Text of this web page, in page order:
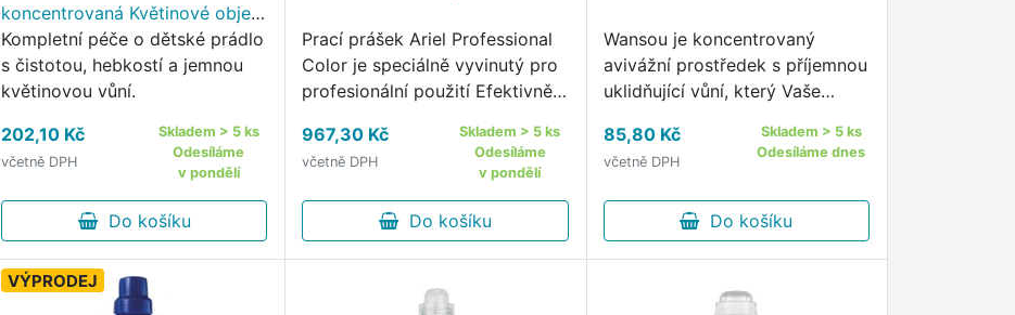
koncentrovaná Květinové objetí
750 ml
Kompletní péče o dětské prádlo
s čistotou, hebkostí a jemnou
květinovou vůní.
202,10 Kč
včetně DPH
Skladem > 5 ks
Odesíláme
v pondělí
Do košíku
Prací prášek Ariel Professional
Color je speciálně vyvinutý pro
profesionální použití Efektivně
náročné provozy a zajišťuje
dokonalou čistotu už při prvním
967,30 Kč
včetně DPH
Skladem > 5 ks
Odesíláme
v pondělí
Do košíku
Wansou je koncentrovaný
avivážní prostředek s příjemnou
uklidňující vůní, který Vaše
Obsahuje speciální látku, která
prodlouží vůni Vašeho prádla
85,80 Kč
včetně DPH
Skladem > 5 ks
Odesíláme dnes
Do košíku
VÝPRODEJ